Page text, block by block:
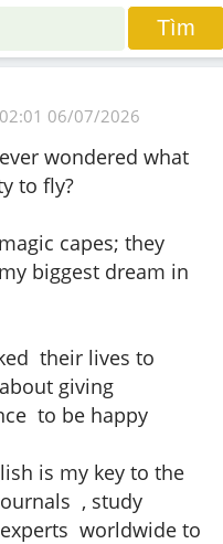
Tìm
06/07/2026
wondered what
to fly?
capes; they
biggest dream in
their lives to
giving
to be happy
is my key to the
, study
worldwide to